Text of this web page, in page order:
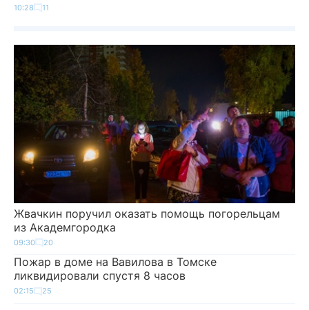
10:28 11
Жвачкин поручил оказать помощь погорельцам
из Академгородка
09:30 20
Пожар в доме на Вавилова в Томске
ликвидировали спустя 8 часов
02:15 25